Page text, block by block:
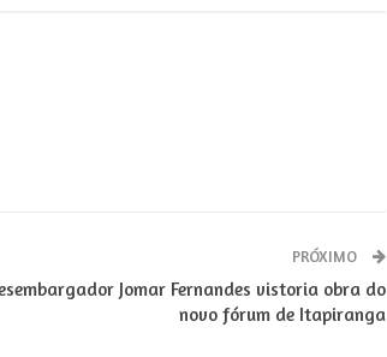
PRÓXIMO
Jomar Fernandes vistoria obra do
novo fórum de Itapiranga